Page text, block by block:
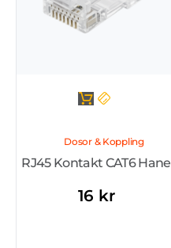
Dosor & Koppling
RJ45 Kontakt CAT6 Hane
16 kr